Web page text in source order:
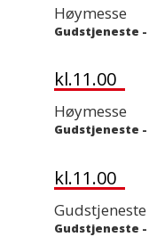
Høymesse
Gudstjeneste -
kl.11.00
Høymesse
Gudstjeneste -
kl.11.00
Gudstjeneste
Gudstjeneste -